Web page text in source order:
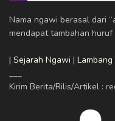
Nama ngawi berasal dari
mendapat tambahan huruf
| Sejarah Ngawi |
___
Kirim Berita/Rilis/Artikel :